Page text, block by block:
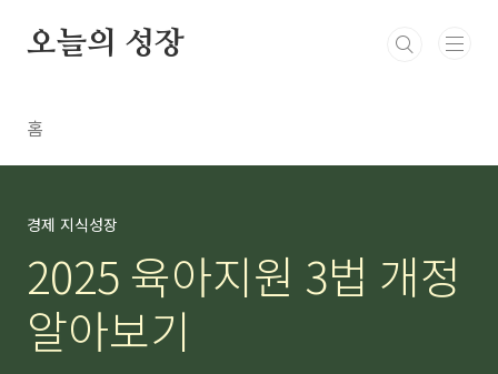
오늘의 성장
홈
경제 지식성장
2025 육아지원 3법 개정
알아보기